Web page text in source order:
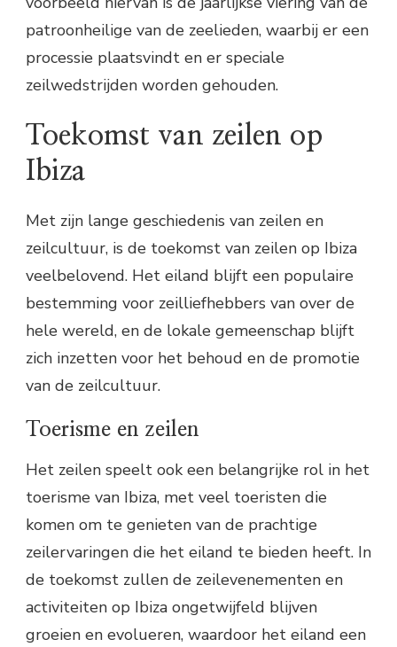
patroonheilige van de zeelieden, waarbij er een
processie plaatsvindt en er speciale
zeilwedstrijden worden gehouden.
Toekomst van zeilen op
Ibiza
Met zijn lange geschiedenis van zeilen en
zeilcultuur, is de toekomst van zeilen op Ibiza
veelbelovend. Het eiland blijft een populaire
bestemming voor zeilliefhebbers van over de
hele wereld, en de lokale gemeenschap blijft
zich inzetten voor het behoud en de promotie
van de zeilcultuur.
Toerisme en zeilen
Het zeilen speelt ook een belangrijke rol in het
toerisme van Ibiza, met veel toeristen die
komen om te genieten van de prachtige
zeilervaringen die het eiland te bieden heeft. In
de toekomst zullen de zeilevenementen en
activiteiten op Ibiza ongetwijfeld blijven
groeien en evolueren, waardoor het eiland een